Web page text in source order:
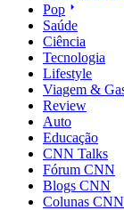
Pop
Saúde
Ciência
Tecnologia
Lifestyle
Viagem &
Review
Auto
Educação
CNN Talks
Fórum CNN
Blogs CNN
Colunas CNN